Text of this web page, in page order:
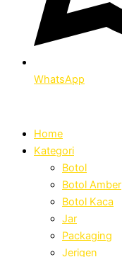
WhatsApp
Home
Kategori
Botol
Botol Amber
Botol Kaca
Jar
Packaging
Jerigen